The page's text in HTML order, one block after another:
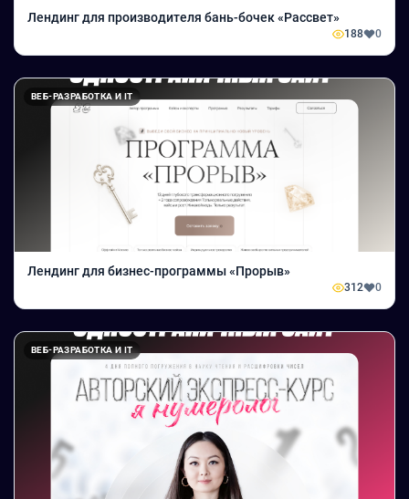
Лендинг для производителя бань-бочек «Рассвет»
188 0
ВЕБ-РАЗРАБОТКА И IT
Лендинг для бизнес-программы «Прорыв»
312 0
ВЕБ-РАЗРАБОТКА И IT